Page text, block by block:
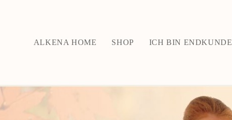
ALKENA HOME SHOP ICH BIN ENDKUNDE